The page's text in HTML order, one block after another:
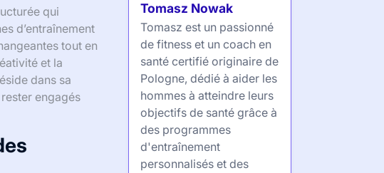
qui
d’entraînement
tout en
et la
dans sa
engagés
Tomasz Nowak
Tomasz est un passionné
de fitness et un coach en
santé certifié originaire de
Pologne, dédié à aider les
hommes à atteindre leurs
objectifs de santé grâce à
des programmes
d'entraînement
personnalisés et des